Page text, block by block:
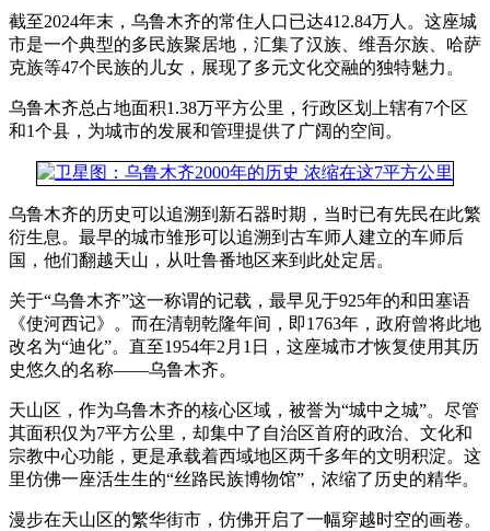
截至2024年末，乌鲁木齐的常住人口已达412.84万人。这座城
市是一个典型的多民族聚居地，汇集了汉族、维吾尔族、哈萨
克族等47个民族的儿女，展现了多元文化交融的独特魅力。
乌鲁木齐总占地面积1.38万平方公里，行政区划上辖有7个区
和1个县，为城市的发展和管理提供了广阔的空间。
乌鲁木齐的历史可以追溯到新石器时期，当时已有先民在此繁
衍生息。最早的城市雏形可以追溯到古车师人建立的车师后
国，他们翻越天山，从吐鲁番地区来到此处定居。
关于“乌鲁木齐”这一称谓的记载，最早见于925年的和田塞语
《使河西记》。而在清朝乾隆年间，即1763年，政府曾将此地
改名为“迪化”。直至1954年2月1日，这座城市才恢复使用其历
史悠久的名称——乌鲁木齐。
天山区，作为乌鲁木齐的核心区域，被誉为“城中之城”。尽管
其面积仅为7平方公里，却集中了自治区首府的政治、文化和
宗教中心功能，更是承载着西域地区两千多年的文明积淀。这
里仿佛一座活生生的“丝路民族博物馆”，浓缩了历史的精华。
漫步在天山区的繁华街市，仿佛开启了一幅穿越时空的画卷。